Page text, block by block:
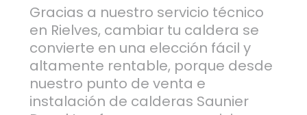
Gracias a nuestro servicio técnico
en Rielves, cambiar tu caldera se
convierte en una elección fácil y
altamente rentable, porque desde
nuestro punto de venta e
instalación de calderas Saunier